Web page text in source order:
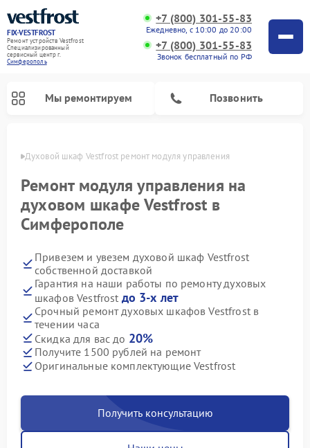
FIX-VESTFROST
Ремонт устройств Vestfrost
Специализированный
cервисный центр г.
Симферополь
+7 (800) 301-55-83
Ежедневно, с 10:00 до 20:00
+7 (800) 301-55-83
Звонок бесплатный по РФ
Мы ремонтируем Позвонить
Духовой шкаф Vestfrost ремонт модуля управления
Ремонт модуля управления на
духовом шкафе Vestfrost в
Симферополе
Привезем и увезем духовой шкаф Vestfrost
собственной доставкой
Гарантия на наши работы по ремонту духовых
шкафов Vestfrost до 3-х лет
Срочный ремонт духовых шкафов Vestfrost в
течении часа
Скидка для вас до 20%
Получите 1500 рублей на ремонт
Оригинальные комплектующие Vestfrost
Получить консультацию